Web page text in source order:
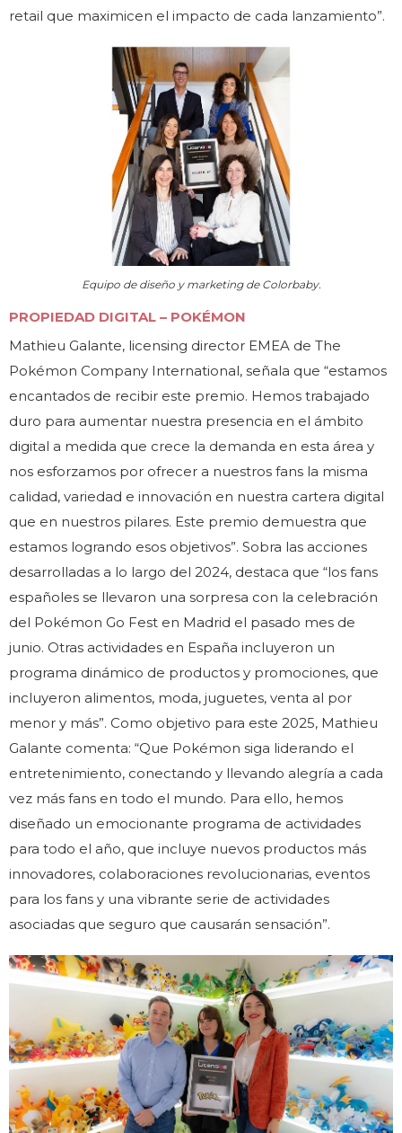
retail que maximicen el impacto de cada lanzamiento”.
Equipo de diseño y marketing de Colorbaby.
PROPIEDAD DIGITAL – POKÉMON
Mathieu Galante, licensing director EMEA de The
Pokémon Company International, señala que “estamos
encantados de recibir este premio. Hemos trabajado
duro para aumentar nuestra presencia en el ámbito
digital a medida que crece la demanda en esta área y
nos esforzamos por ofrecer a nuestros fans la misma
calidad, variedad e innovación en nuestra cartera digital
que en nuestros pilares. Este premio demuestra que
estamos logrando esos objetivos”. Sobra las acciones
desarrolladas a lo largo del 2024, destaca que “los fans
españoles se llevaron una sorpresa con la celebración
del Pokémon Go Fest en Madrid el pasado mes de
junio. Otras actividades en España incluyeron un
programa dinámico de productos y promociones, que
incluyeron alimentos, moda, juguetes, venta al por
menor y más”. Como objetivo para este 2025, Mathieu
Galante comenta: “Que Pokémon siga liderando el
entretenimiento, conectando y llevando alegría a cada
vez más fans en todo el mundo. Para ello, hemos
diseñado un emocionante programa de actividades
para todo el año, que incluye nuevos productos más
innovadores, colaboraciones revolucionarias, eventos
para los fans y una vibrante serie de actividades
asociadas que seguro que causarán sensación”.